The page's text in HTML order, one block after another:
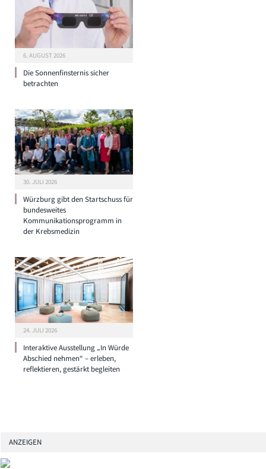
6. AUGUST 2026
Die Sonnenfinsternis sicher
betrachten
30. JULI 2026
Würzburg gibt den Startschuss für
bundesweites
Kommunikationsprogramm in
der Krebsmedizin
24. JULI 2026
Interaktive Ausstellung „In Würde
Abschied nehmen“ – erleben,
reflektieren, gestärkt begleiten
ANZEIGEN